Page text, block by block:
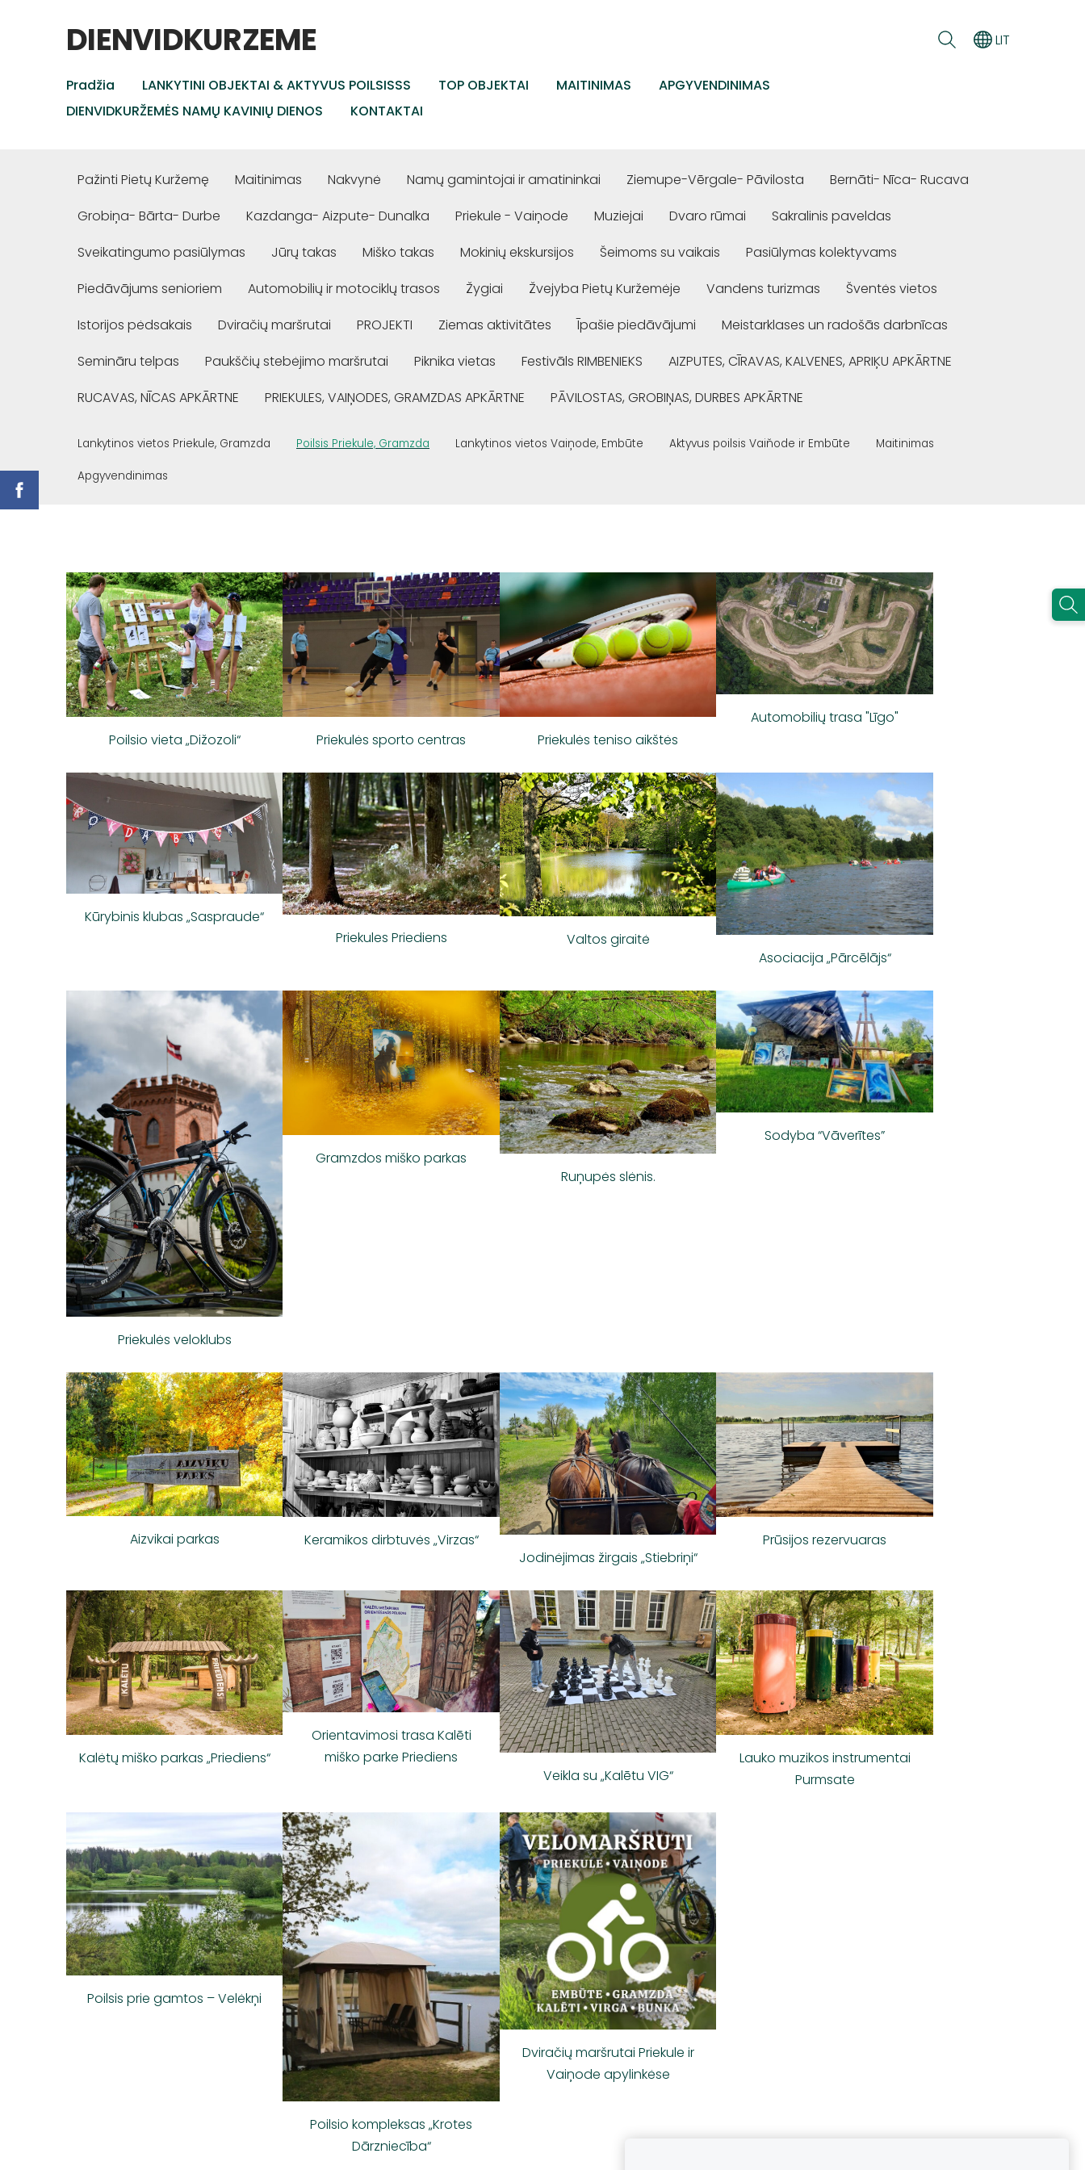
DIENVIDKURZEME
Pradžia LANKYTINI OBJEKTAI & AKTYVUS POILSISSS TOP OBJEKTAI MAITINIMAS
APGYVENDINIMAS
DIENVIDKURŽEMĖS NAMŲ KAVINIŲ DIENOS
KONTAKTAI
LIT
Pažinti Pietų Kuržemę Maitinimas Nakvynė Namų gamintojai ir amatininkai Ziemupe-Vērgale- Pāvilosta
Bernāti- Nīca- Rucava
Grobiņa- Bārta- Durbe
Kazdanga- Aizpute- Dunalka Priekule - Vaiņode Muziejai Dvaro rūmai
Sakralinis paveldas
Sveikatingumo pasiūlymas
Jūrų takas Miško takas Mokinių ekskursijos Šeimoms su vaikais
Pasiūlymas kolektyvams
Piedāvājums senioriem
Automobilių ir motociklų trasos Žygiai Žvejyba Pietų Kuržemėje Vandens turizmas
Šventės vietos
Istorijos pėdsakais
Dviračių maršrutai PROJEKTI Ziemas aktivitātes Īpašie piedāvājumi
Meistarklases un radošās darbnīcas
Semināru telpas
Paukščių stebėjimo maršrutai Piknika vietas Festivāls RIMBENIEKS
AIZPUTES, CĪRAVAS, KALVENES, APRIĶU APKĀRTNE
RUCAVAS, NĪCAS APKĀRTNE
PRIEKULES, VAIŅODES, GRAMZDAS APKĀRTNE PĀVILOSTAS, GROBIŅAS, DURBES APKĀRTNE
Lankytinos vietos Priekule, Gramzda Poilsis Priekule, Gramzda Lankytinos vietos Vaiņode, Embūte Aktyvus poilsis Vaiňode ir Embūte Maitinimas
Apgyvendinimas
Poilsio vieta „Dižozoli“ Priekulės sporto centras Priekulės teniso aikštės
Automobilių trasa "Līgo"
Kūrybinis klubas „Saspraude“
Priekules Priediens
Valtos giraitė
Asociacija „Pārcēlājs“
Priekulės veloklubs
Gramzdos miško parkas
Ruņupės slėnis.
Sodyba “Vāverītes”
Aizvikai parkas
Keramikos dirbtuvės „Virzas“
Jodinėjimas žirgais „Stiebriņi“
Prūsijos rezervuaras
Kalėtų miško parkas „Priediens“
Orientavimosi trasa Kalēti
miško parke Priediens
Veikla su „Kalētu VIG“
Lauko muzikos instrumentai
Purmsate
Poilsis prie gamtos – Velėkņi
Poilsio kompleksas „Krotes
Dārzniecība“
Dviračių maršrutai Priekule ir
Vaiņode apylinkėse